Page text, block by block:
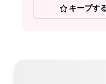
キープす